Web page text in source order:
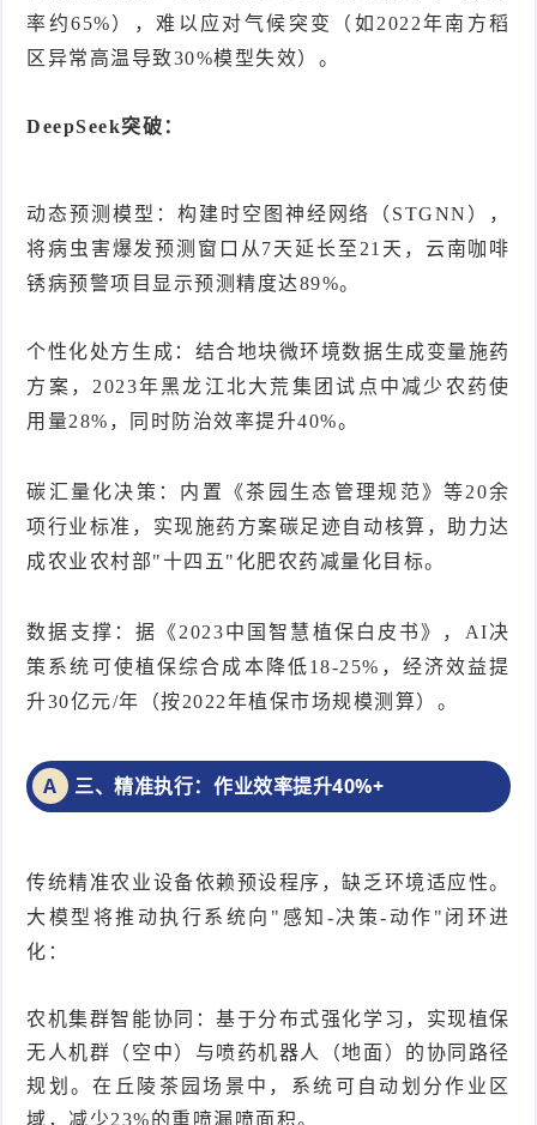
率约65%），难以应对气候突变（如2022年南方稻
区异常高温导致30%模型失效）。
DeepSeek突破：
动态预测模型：构建时空图神经网络（STGNN），
将病虫害爆发预测窗口从7天延长至21天，云南咖啡
锈病预警项目显示预测精度达89%。
个性化处方生成：结合地块微环境数据生成变量施药
方案，2023年黑龙江北大荒集团试点中减少农药使
用量28%，同时防治效率提升40%。
碳汇量化决策：内置《茶园生态管理规范》等20余
项行业标准，实现施药方案碳足迹自动核算，助力达
成农业农村部"十四五"化肥农药减量化目标。
数据支撑：据《2023中国智慧植保白皮书》，AI决
策系统可使植保综合成本降低18-25%，经济效益提
升30亿元/年（按2022年植保市场规模测算）。
A 三、精准执行：作业效率提升40%+
传统精准农业设备依赖预设程序，缺乏环境适应性。
大模型将推动执行系统向"感知-决策-动作"闭环进
化：
农机集群智能协同：基于分布式强化学习，实现植保
无人机群（空中）与喷药机器人（地面）的协同路径
规划。在丘陵茶园场景中，系统可自动划分作业区
域，减少23%的重喷漏喷面积。